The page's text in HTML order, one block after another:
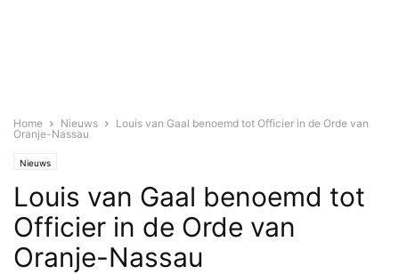
Home Nieuws
Louis van Gaal benoemd tot Officier in de Orde van
Oranje-Nassau
Nieuws
Louis van Gaal benoemd tot
Officier in de Orde van
Oranje-Nassau